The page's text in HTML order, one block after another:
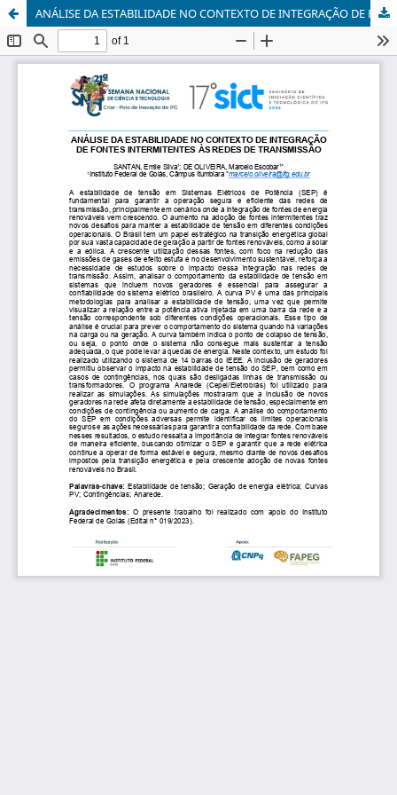
ANÁLISE DA ESTABILIDADE NO CONTEXTO DE INTEGRAÇÃO DE FONTES INTERMITENTES ÀS REDES DE TRANSMISSÃO